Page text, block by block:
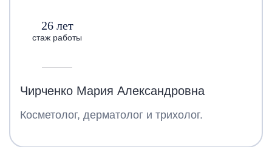
26 лет
стаж работы
Чирченко Мария Александровна
Косметолог, дерматолог и трихолог.